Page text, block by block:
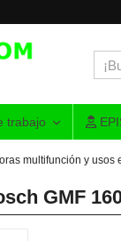
trabajo
multifunción y usos
GMF